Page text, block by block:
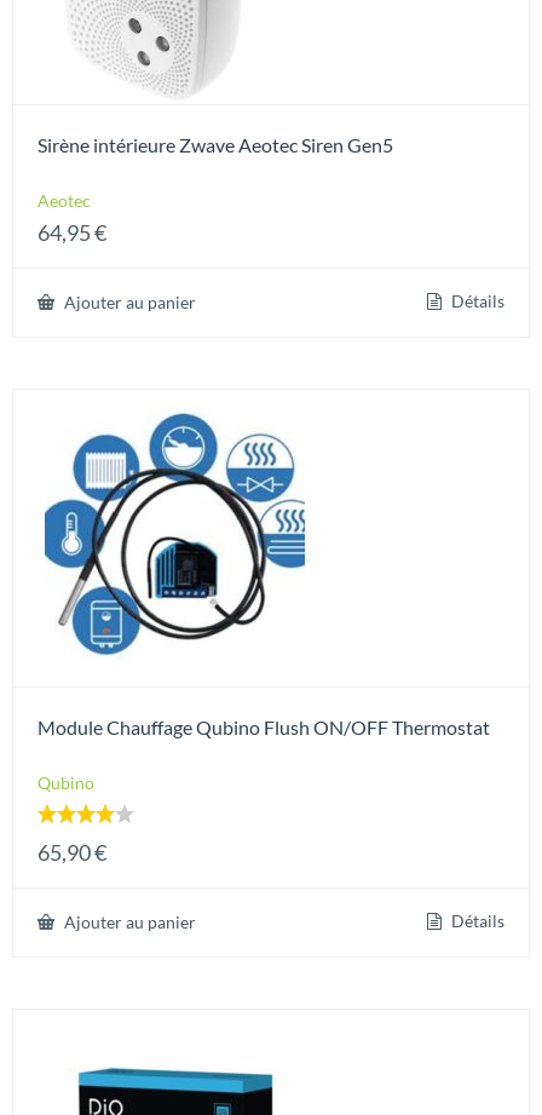
Sirène intérieure Zwave Aeotec Siren Gen5
Aeotec
64,95€
Ajouter au panier Détails
Module Chauffage Qubino Flush ON/OFF Thermostat
Qubino
4.00
65,90€
Ajouter au panier Détails